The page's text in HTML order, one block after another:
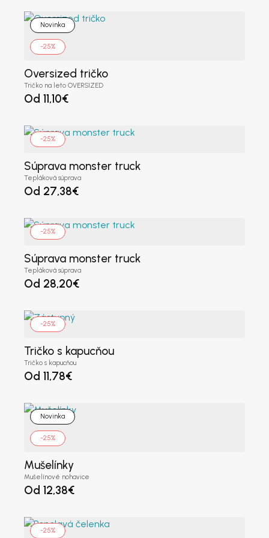
Novinka
-25%
Oversized tričko
Tričko na leto OVERSIZED
Od 11,10€
-25%
Súprava monster truck
Tepláková súprava
Od 27,38€
-25%
Súprava monster truck
Tepláková súprava
Od 28,20€
-25%
Tričko s kapucňou
Tričko s kapucňou
Od 11,78€
Novinka
-25%
Mušelínky
Mušelínové nohavice
Od 12,38€
-25%
Registrovať sa ako veľkoobchodník
Priezvisko
Názov spoločnosti
Krajina / región